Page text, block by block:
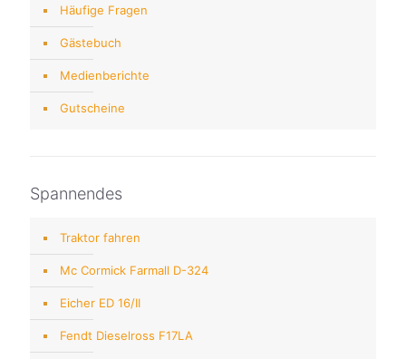
Häufige Fragen
Gästebuch
Medienberichte
Gutscheine
Spannendes
Traktor fahren
Mc Cormick Farmall D-324
Eicher ED 16/II
Fendt Dieselross F17LA